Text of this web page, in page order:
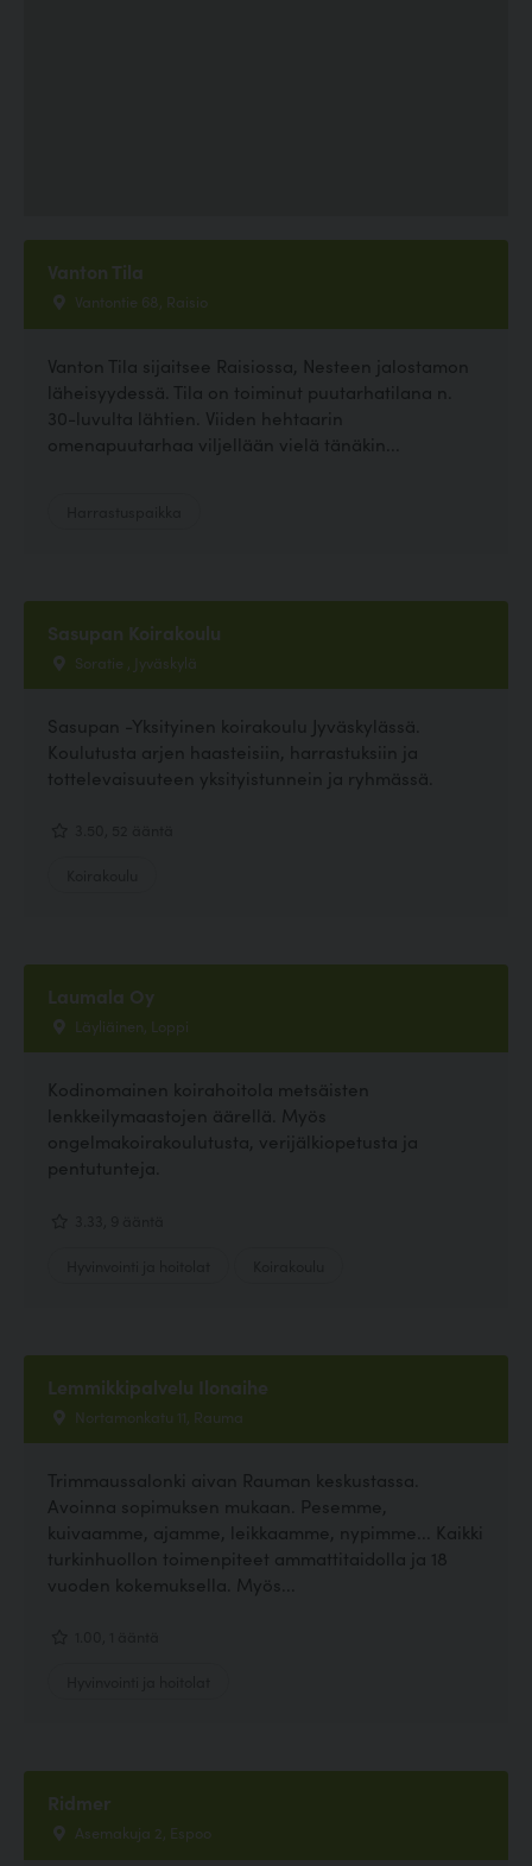
Vanton Tila
Vantontie 68, Raisio
Vanton Tila sijaitsee Raisiossa, Nesteen jalostamon
läheisyydessä. Tila on toiminut puutarhatilana n.
30-luvulta lähtien. Viiden hehtaarin
omenapuutarhaa viljellään vielä tänäkin...
Sasupan Koirakoulu
Soratie , Jyväskylä
Sasupan -Yksityinen koirakoulu Jyväskylässä.
Koulutusta arjen haasteisiin, harrastuksiin ja
tottelevaisuuteen yksityistunnein ja ryhmässä.
Laumala Oy
Läyliäinen, Loppi
Kodinomainen koirahoitola metsäisten
lenkkeilymaastojen äärellä. Myös
ongelmakoirakoulutusta, verijälkiopetusta ja
pentutunteja.
Lemmikkipalvelu Ilonaihe
Nortamonkatu 11, Rauma
Trimmaussalonki aivan Rauman keskustassa.
Avoinna sopimuksen mukaan. Pesemme,
kuivaamme, ajamme, leikkaamme, nypimme... Kaikki
turkinhuollon toimenpiteet ammattitaidolla ja 18
vuoden kokemuksella. Myös...
Ridmer
Asemakuja 2, Espoo